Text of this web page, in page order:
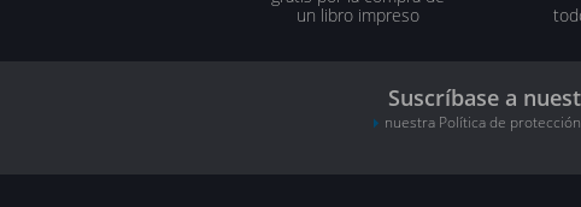
un libro impreso
Suscríbase a
nuestra Política de